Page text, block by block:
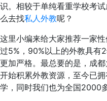
识。相较于单纯看重学校考
么去找私人外教呢？
这里小编来给大家推荐一家
过5%，90%以上的外教具有
更加严格。最总要的是，成
开始积累外教资源，至今已
学，同时我们也为全国2000